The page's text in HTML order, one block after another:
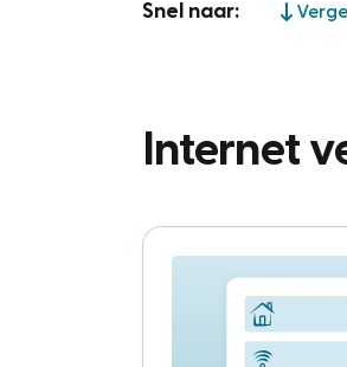
Snel naar:
Internet